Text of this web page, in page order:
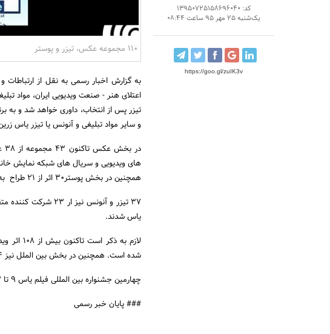
کد: 13950725158696040
یک‌شنبه 25 مهر 95 ساعت 08:44
https://goo.gl/zuIK3v
110 مجموعه عکس، تیزر و پوستر
به گزارش اخبار رسمی به نقل از ارتباطات
تیزر پس از انتخاب، داوری خواهد شد و
و سایر مواد تبلیغی و آنونس یا تیزر یاس
های ویدیویی و سریال های شبکه نمایش
همچنین در بخش پوستر30 اثر از 21 طراح به دبیرخانه ارسال شده است.
37 تیزر و آنونس
یاس شدند.
لازم
شده است. همچنین در بخش بین الملل نیز 94 اثر به دبیرخانه رسید.
چهارمین جشنواره بین المللی فیلم یاس 9 تا 13 آبان به دبیری سید مصطفی ابطحی در استان مازندران برگزار می شود.
### پایان خبر رسمی